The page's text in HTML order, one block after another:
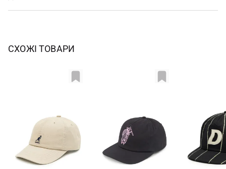
СХОЖІ ТОВАРИ